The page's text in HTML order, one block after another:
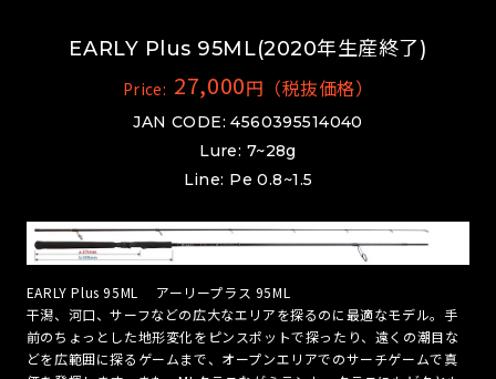
EARLY Plus 95ML(2020年生産終了)
Price: 27,000円（税抜価格）
JAN CODE: 4560395514040
Lure: 7~28g
Line: Pe 0.8~1.5
EARLY Plus 95ML アーリープラス 95ML
干潟、河口、サーフなどの広大なエリアを探るのに最適なモデル。手
前のちょっとした地形変化をピンスポットで探ったり、遠くの潮目な
どを広範囲に探るゲームまで、オープンエリアでのサーチゲームで真